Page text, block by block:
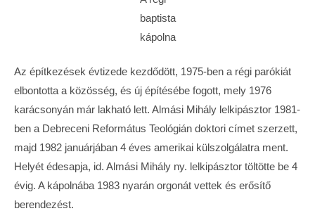
baptista
kápolna
Az építkezések évtizede kezdődött, 1975-ben a régi parókiát
elbontotta a közösség, és új építésébe fogott, mely 1976
karácsonyán már lakható lett. Almási Mihály lelkipásztor 1981-
ben a Debreceni Református Teológián doktori címet szerzett,
majd 1982 januárjában 4 éves amerikai külszolgálatra ment.
Helyét édesapja, id. Almási Mihály ny. lelkipásztor töltötte be 4
évig. A kápolnába 1983 nyarán orgonát vettek és erősítő
berendezést.